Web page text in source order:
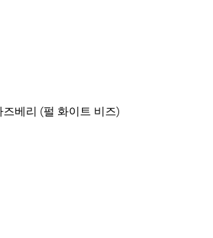
즈베리 (펄 화이트 비즈)